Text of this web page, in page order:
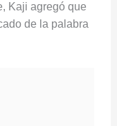
Kaji agregó que
de la palabra